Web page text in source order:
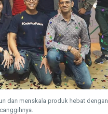
dan menskala produk hebat dengan